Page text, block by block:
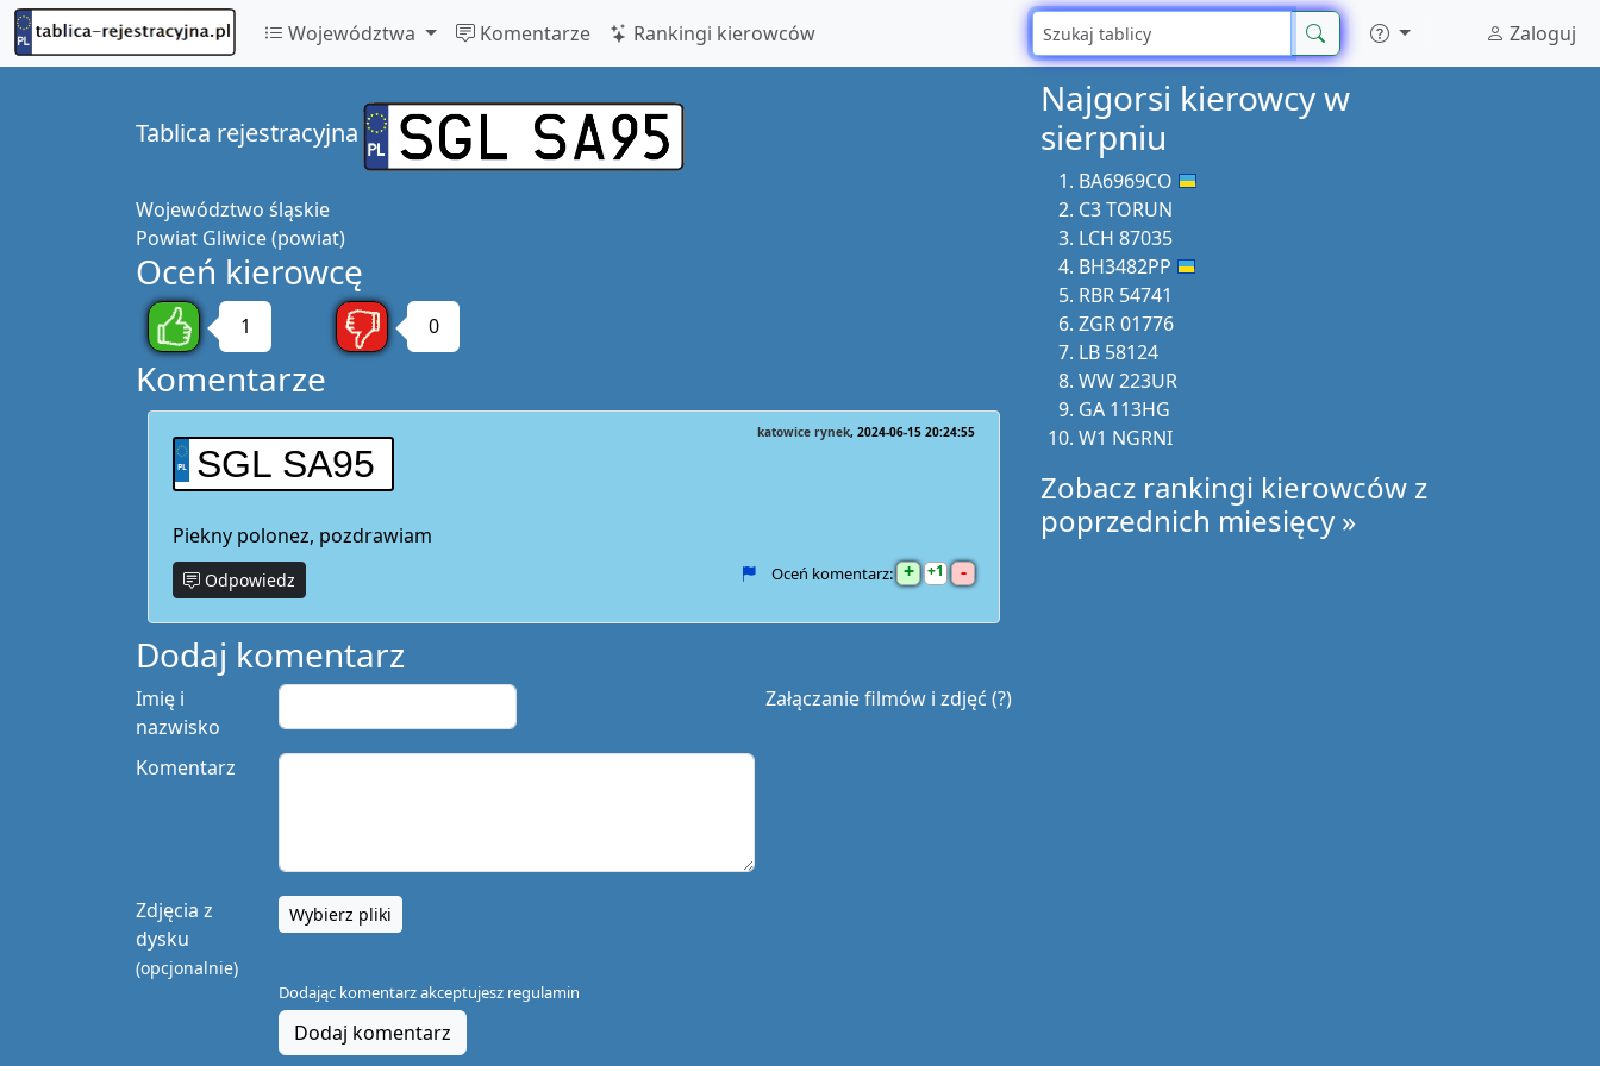
Województwa Komentarze Rankingi kierowców Zaloguj
Tablica rejestracyjna
Województwo śląskie
Powiat Gliwice (powiat)
Oceń kierowcę
1 0
Komentarze
SGL SA95
katowice rynek 2024-06-15 20:24:55
Piekny polonez, pozdrawiam
Odpowiedz Oceń komentarz: + 1 -
Dodaj komentarz
Załączanie filmów i zdjęć (?)
Imię i
nazwisko
Komentarz
Zdjęcia z
dysku
(opcjonalnie)
Wybierz pliki
Dodając komentarz akceptujesz regulamin
Dodaj komentarz
Najgorsi kierowcy w
sierpniu
BA6969CO
C3 TORUN
LCH 87035
BH3482PP
RBR 54741
ZGR 01776
LB 58124
WW 223UR
GA 113HG
W1 NGRNI
Zobacz rankingi kierowców z
poprzednich miesięcy »